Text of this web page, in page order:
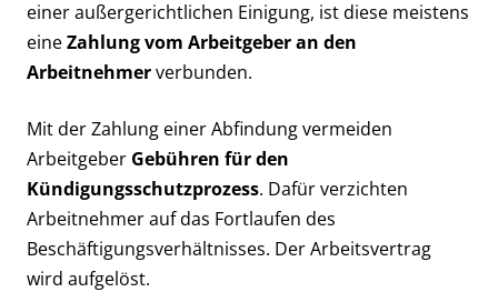
einer außergerichtlichen Einigung, ist diese meistens
eineZahlung vom Arbeitgeber an den
Arbeitnehmerverbunden.
Mit der Zahlung einer Abfindung vermeiden
Arbeitgeber Gebühren für den
Kündigungsschutzprozess. Dafür verzichten
Arbeitnehmer auf das Fortlaufen des
Beschäftigungsverhältnisses. Der Arbeitsvertrag
wird aufgelöst.